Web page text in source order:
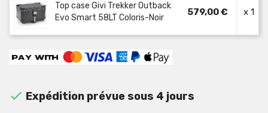
Top case Givi Trekker Outback
Evo Smart 58LT Coloris-Noir
579,00 € x 1
 Expédition prévue sous 4 jours